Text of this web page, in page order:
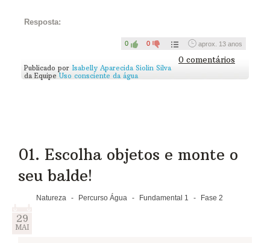
de água.
e tirar fotos. As respostas podem te surpreender!
Compartilhe conosco sua(s) entrevista(s) publicando no
YouTube e colando o link abaixo(se for vídeo) ou postando
Resposta:
0 0 aprox. 13 anos
0 comentários
Publicado por Isabelly Aparecida Siolin Silva
da Equipe Uso consciente da água
01. Escolha objetos e monte o
seu balde!
Natureza - Percurso Água - Fundamental 1 - Fase 2
29
MAI